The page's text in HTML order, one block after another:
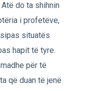
do ta shihnin
i profetëve,
situatës
hapit të tyre.
për të
që duan të jenë